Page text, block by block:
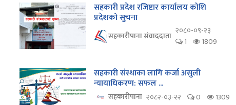
सहकारी प्रदेश रजिष्टार कार्यालय कोशि
प्रदेशको सुचना
सहकारीपाना संवाददाता २०८०-०९-२३
1
1809
सहकारी संस्थाका लागि कर्जा असुली
न्यायाधिकरण: सफल ...
सहकारीपाना २०८२-०३-२२ 0 1309